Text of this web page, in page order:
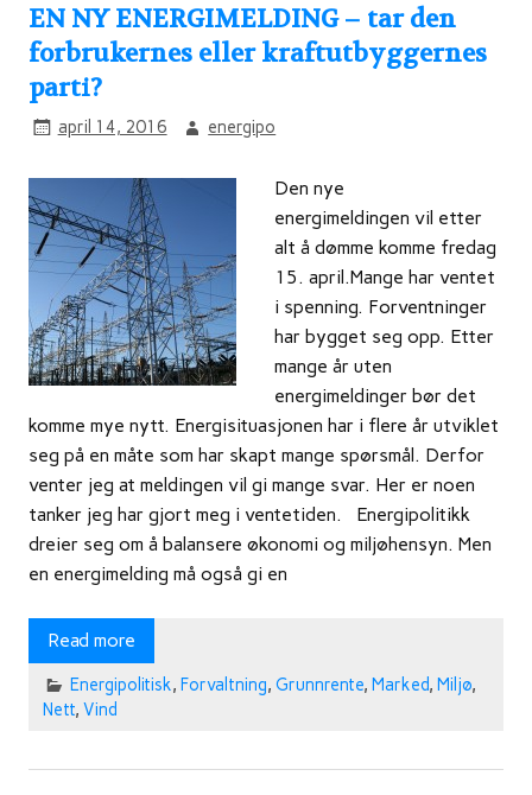
EN NY ENERGIMELDING – tar den
forbrukernes eller kraftutbyggernes
parti?
april 14, 2016 energipo
Den nye
energimeldingen vil etter
alt å dømme komme fredag
15. april.Mange har ventet
i spenning. Forventninger
har bygget seg opp. Etter
mange år uten
energimeldinger bør det
komme mye nytt. Energisituasjonen har i flere år utviklet
seg på en måte som har skapt mange spørsmål. Derfor
venter jeg at meldingen vil gi mange svar. Her er noen
tanker jeg har gjort meg i ventetiden. Energipolitikk
dreier seg om å balansere økonomi og miljøhensyn. Men
en energimelding må også gi en
Read more
Energipolitisk, Forvaltning, Grunnrente, Marked, Miljø,
Nett, Vind